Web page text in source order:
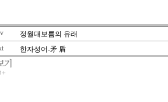
정월대보름의 유래
한자성어-矛 盾